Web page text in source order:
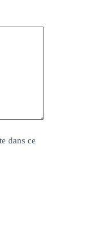
dans ce